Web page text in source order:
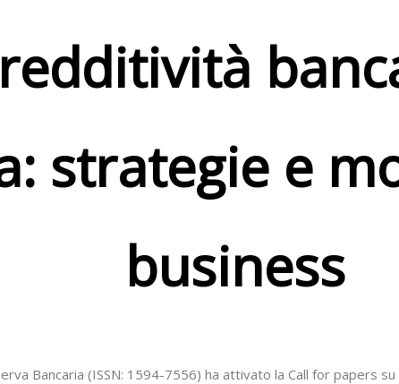
strategie e
business
Bancaria (ISSN: 1594-7556) ha attivato la Call for papers su